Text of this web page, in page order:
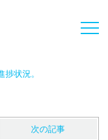
捗状況。
次の記事